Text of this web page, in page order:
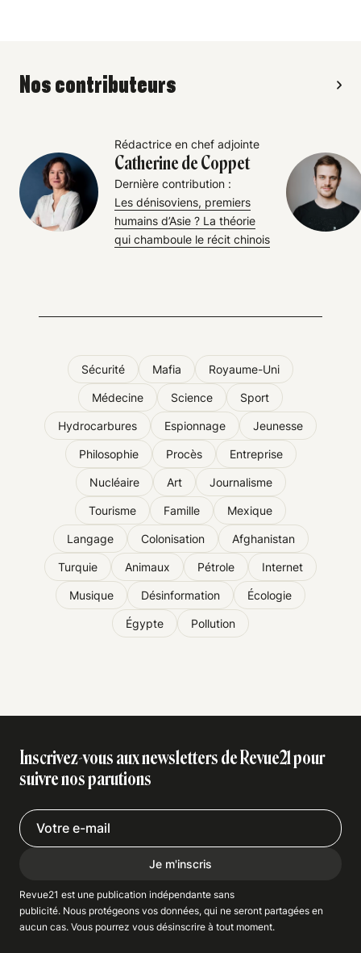
Nos contributeurs
Rédactrice en chef adjointe
Catherine de Coppet
Dernière contribution :
Les dénisoviens, premiers
humains d’Asie ? La théorie
qui chamboule le récit chinois
Sécurité Mafia Royaume-Uni
Médecine Science Sport
Hydrocarbures Espionnage Jeunesse
Philosophie Procès Entreprise
Nucléaire Art Journalisme
Tourisme Famille Mexique
Langage Colonisation Afghanistan
Turquie Animaux Pétrole Internet
Musique Désinformation Écologie
Égypte Pollution
Inscrivez-vous aux newsletters de Revue21 pour
suivre nos parutions
Je m'inscris
Revue21 est une publication indépendante sans
publicité. Nous protégeons vos données, qui ne seront partagées en
aucun cas. Vous pourrez vous désinscrire à tout moment.